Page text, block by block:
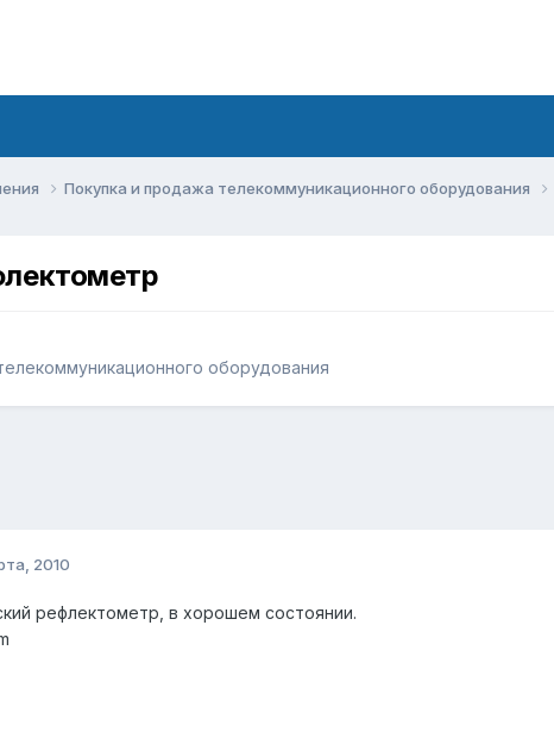
Покупка и продажа телекоммуникационного оборудования
оборудования
2010
рефлектометр, в хорошем состоянии.